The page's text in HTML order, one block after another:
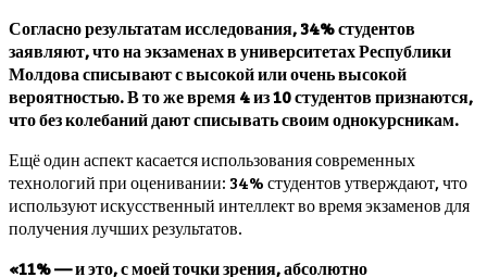
Согласно результатам исследования, 34% студентов
заявляют, что на экзаменах в университетах Республики
Молдова списывают с высокой или очень высокой
вероятностью. В то же время 4 из 10 студентов признаются,
что без колебаний дают списывать своим однокурсникам.
Ещё один аспект касается использования современных
технологий при оценивании: 34% студентов утверждают, что
используют искусственный интеллект во время экзаменов для
получения лучших результатов.
«11% — и это, с моей точки зрения, абсолютно